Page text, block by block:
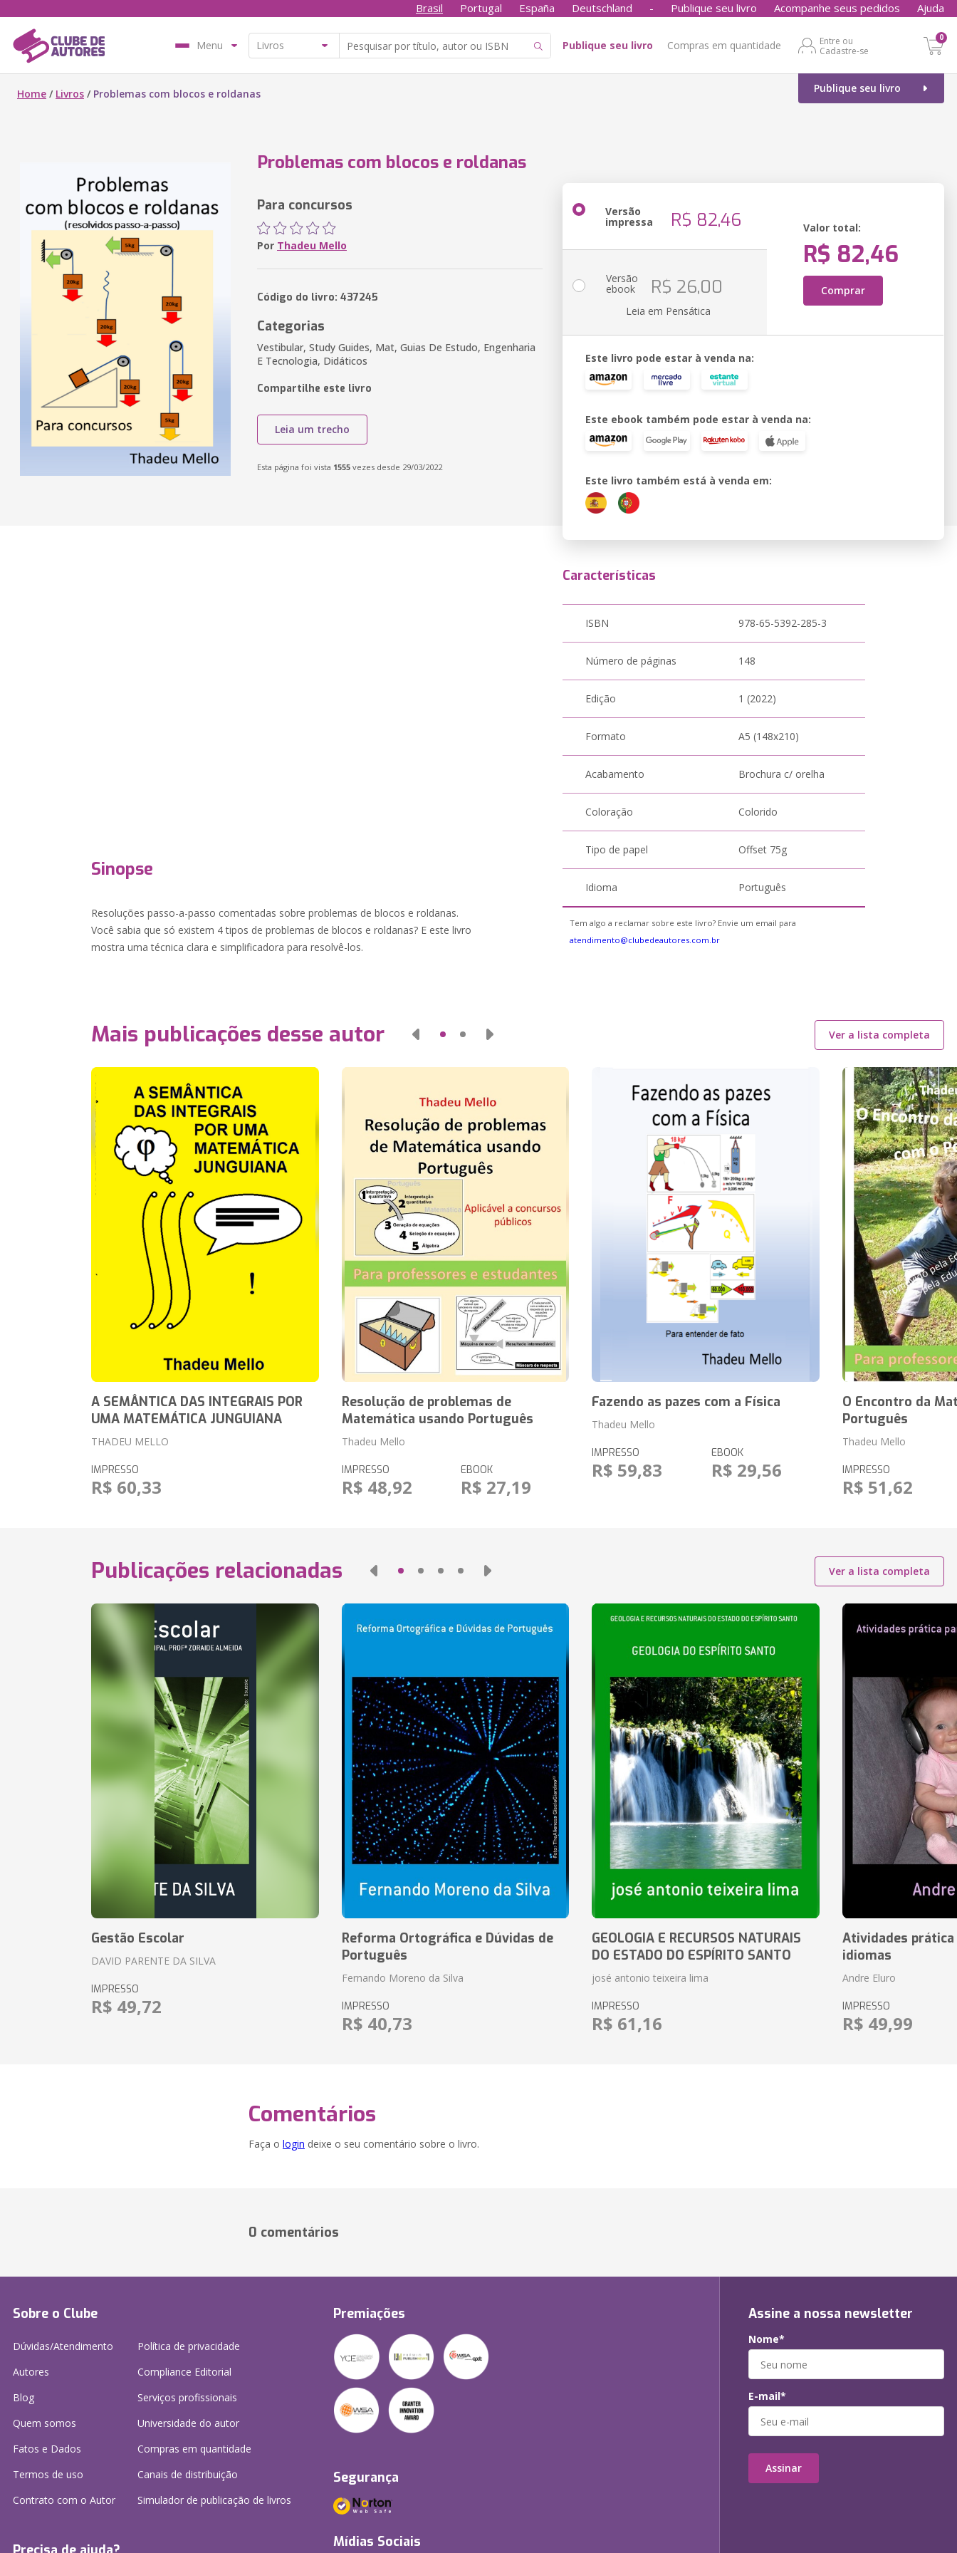
Brasil Portugal España Deutschland - Publique seu livro Acompanhe seus pedidos Ajuda
Menu Publique seu livro Compras em quantidade
Entre ou
Cadastre-se
0
Publique seu livro
Home / Livros / Problemas com blocos e roldanas
Problemas com blocos e roldanas
Para concursos
Por Thadeu Mello
Código do livro: 437245
Categorias
Vestibular, Study Guides, Mat, Guias De Estudo, Engenharia
E Tecnologia, Didáticos
Compartilhe este livro
Leia um trecho
Esta página foi vista 1555 vezes desde 29/03/2022
Versão
impressa R$ 82,46 Valor total:
R$ 82,46
Comprar
Versão
ebook R$ 26,00
Leia em Pensática
Este livro pode estar à venda na:
Este ebook também pode estar à venda na:
Este livro também está à venda em:
Sinopse
Resoluções passo-a-passo comentadas sobre problemas de blocos e roldanas.
Você sabia que só existem 4 tipos de problemas de blocos e roldanas? E este livro
mostra uma técnica clara e simplificadora para resolvê-los.
Características
ISBN 978-65-5392-285-3
Número de páginas 148
Edição 1 (2022)
Formato A5 (148x210)
Acabamento Brochura c/ orelha
Coloração Colorido
Tipo de papel Offset 75g
Idioma Português
Tem algo a reclamar sobre este livro? Envie um email para
atendimento@clubedeautores.com.br
Mais publicações desse autor Ver a lista completa
A SEMÂNTICA DAS INTEGRAIS POR
UMA MATEMÁTICA JUNGUIANA
THADEU MELLO
IMPRESSO
R$ 60,33
Resolução de problemas de
Matemática usando Português
Thadeu Mello
IMPRESSO
R$ 48,92
EBOOK
R$ 27,19
Fazendo as pazes com a Física
Thadeu Mello
IMPRESSO
R$ 59,83
EBOOK
R$ 29,56
O Encontro da
Português
Thadeu Mello
IMPRESSO
R$ 51,62
Publicações relacionadas Ver a lista completa
Gestão Escolar
DAVID PARENTE DA SILVA
IMPRESSO
R$ 49,72
Reforma Ortográfica e Dúvidas de
Português
Fernando Moreno da Silva
IMPRESSO
R$ 40,73
GEOLOGIA E RECURSOS NATURAIS
DO ESTADO DO ESPÍRITO SANTO
josé antonio teixeira lima
IMPRESSO
R$ 61,16
Atividades
idiomas
Andre Eluro
IMPRESSO
R$ 49,99
Comentários
Faça o login deixe o seu comentário sobre o livro.
0 comentários
Sobre o Clube
Dúvidas/Atendimento
Autores
Blog
Quem somos
Fatos e Dados
Termos de uso
Contrato com o Autor
Política de privacidade
Compliance Editorial
Serviços profissionais
Universidade do autor
Compras em quantidade
Canais de distribuição
Simulador de publicação de livros
Premiações
Segurança
Mídias Sociais
Assine a nossa newsletter
Nome*
E-mail*
Assinar